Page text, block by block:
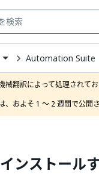
Automation Suite
械翻訳によって処理されて
およそ 1 ～ 2 週間で公開さ
ンストール